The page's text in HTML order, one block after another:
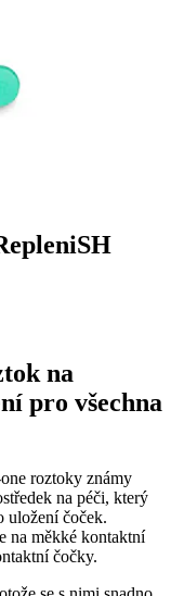
na
pro všechna
roztoky známy
na péči, který
uložení čoček.
na měkké kontaktní
čočky.